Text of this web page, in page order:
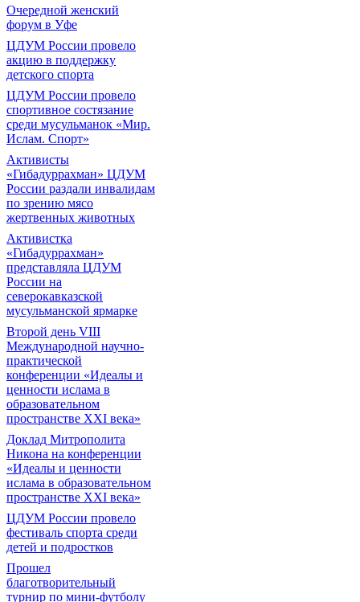
Очередной женский
форум в Уфе
ЦДУМ России провело
акцию в поддержку
детского спорта
ЦДУМ России провело
спортивное состязание
среди мусульманок «Мир.
Ислам. Спорт»
Активисты
«Гибадуррахман» ЦДУМ
России раздали инвалидам
по зрению мясо
жертвенных животных
Активистка
«Гибадуррахман»
представляла ЦДУМ
России на
северокавказской
мусульманской ярмарке
Второй день VIII
Международной научно-
практической
конференции «Идеалы и
ценности ислама в
образовательном
пространстве XXI века»
Доклад Митрополита
Никона на конференции
«Идеалы и ценности
ислама в образовательном
пространстве XXI века»
ЦДУМ России провело
фестиваль спорта среди
детей и подростков
Прошел
благотворительный
турнир по мини-футболу